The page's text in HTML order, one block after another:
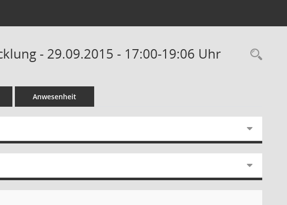
- 29.09.2015 - 17:00-19:06 Uhr
Anwesenheit